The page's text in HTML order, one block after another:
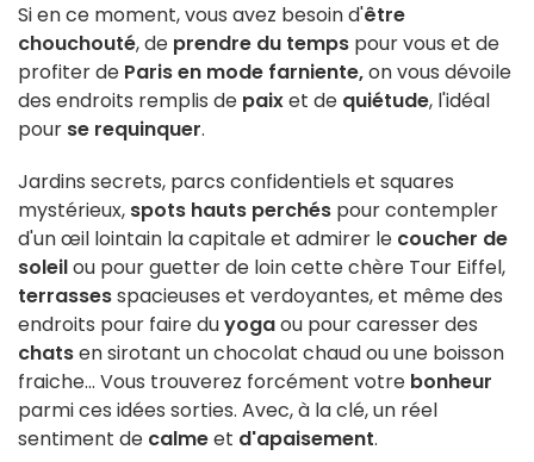
Si en ce moment, vous avez besoin d'être
chouchouté, de prendre du temps pour vous et de
profiter de Paris en mode farniente,on vous dévoile
des endroits remplis de paixet de quiétude, l'idéal
pour se requinquer.
Jardins secrets, parcs confidentiels et squares
mystérieux, spots hauts perchés pour contempler
d'un œil lointain la capitale et admirer le coucher de
soleilou pour guetter de loin cette chère Tour Eiffel,
terrassesspacieuses et verdoyantes, et même des
endroits pour faire duyogaou pour caresser des
chatsen sirotant un chocolat chaud ou une boisson
fraiche... Vous trouverez forcément votre bonheur
parmi ces idées sorties. Avec, à la clé, un réel
sentiment de calmeet d'apaisement.